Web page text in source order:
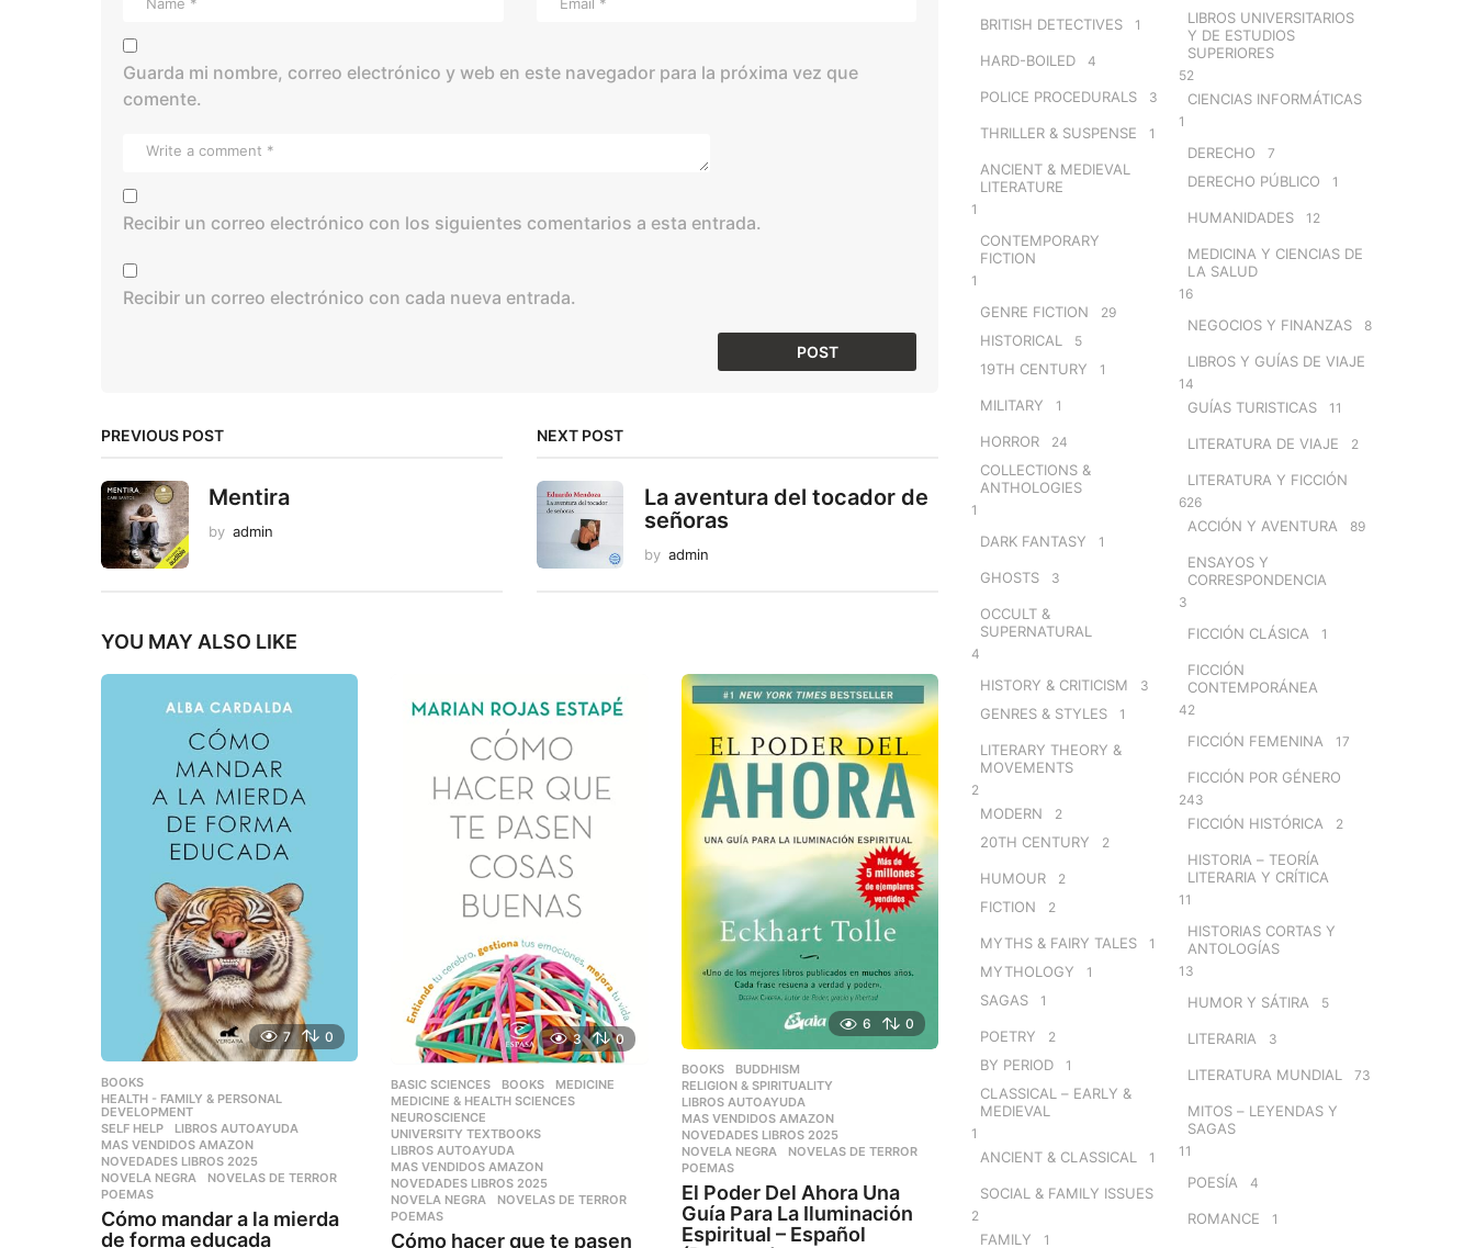
Guarda mi nombre, correo electrónico y web en este navegador para la próxima vez que
comente.
Recibir un correo electrónico con los siguientes comentarios a esta entrada.
Recibir un correo electrónico con cada nueva entrada.
PREVIOUS POST
Mentira
by admin
NEXT POST
La aventura del tocador de
señoras
by admin
YOU MAY ALSO LIKE
7 0
BOOKS
HEALTH - FAMILY & PERSONAL
DEVELOPMENT
SELF HELP
LIBROS AUTOAYUDA
MAS VENDIDOS AMAZON
NOVEDADES LIBROS 2025
NOVELA NEGRA
,NOVELAS DE TERROR
POEMAS
Cómo mandar a la mierda
de forma educada
3 0
BASIC SCIENCES ,BOOKS ,MEDICINE
MEDICINE & HEALTH SCIENCES
NEUROSCIENCE
UNIVERSITY TEXTBOOKS
LIBROS AUTOAYUDA
MAS VENDIDOS AMAZON
NOVEDADES LIBROS 2025
NOVELA NEGRA
,NOVELAS DE TERROR
POEMAS
Cómo hacer que te pasen
6 0
BOOKS ,BUDDHISM
RELIGION & SPIRITUALITY
LIBROS AUTOAYUDA
MAS VENDIDOS AMAZON
NOVEDADES LIBROS 2025
NOVELA NEGRA
,NOVELAS DE TERROR
POEMAS
El Poder Del Ahora Una
Guía Para La Iluminación
Espiritual – Español
BRITISH DETECTIVES 1
HARD-BOILED 4
POLICE PROCEDURALS 3
THRILLER & SUSPENSE 1
ANCIENT & MEDIEVAL
LITERATURE
1
CONTEMPORARY
FICTION
1
GENRE FICTION 29
HISTORICAL 5
19TH CENTURY 1
MILITARY 1
HORROR 24
COLLECTIONS &
ANTHOLOGIES
1
DARK FANTASY 1
GHOSTS 3
OCCULT &
SUPERNATURAL
4
HISTORY & CRITICISM 3
GENRES & STYLES 1
LITERARY THEORY &
MOVEMENTS
2
MODERN 2
20TH CENTURY 2
HUMOUR 2
FICTION 2
MYTHS & FAIRY TALES 1
MYTHOLOGY 1
SAGAS 1
POETRY 2
BY PERIOD 1
CLASSICAL – EARLY &
MEDIEVAL
1
ANCIENT & CLASSICAL 1
SOCIAL & FAMILY ISSUES
2
FAMILY 1
LIBROS UNIVERSITARIOS
Y DE ESTUDIOS
SUPERIORES
52
CIENCIAS INFORMÁTICAS
1
DERECHO 7
DERECHO PÚBLICO 1
HUMANIDADES 12
MEDICINA Y CIENCIAS DE
LA SALUD
16
NEGOCIOS Y FINANZAS 8
LIBROS Y GUÍAS DE VIAJE
14
GUÍAS TURISTICAS 11
LITERATURA DE VIAJE 2
LITERATURA Y FICCIÓN
626
ACCIÓN Y AVENTURA 89
ENSAYOS Y
CORRESPONDENCIA
3
FICCIÓN CLÁSICA 1
FICCIÓN
CONTEMPORÁNEA
42
FICCIÓN FEMENINA 17
FICCIÓN POR GÉNERO
243
FICCIÓN HISTÓRICA 2
HISTORIA – TEORÍA
LITERARIA Y CRÍTICA
11
HISTORIAS CORTAS Y
ANTOLOGÍAS
13
HUMOR Y SÁTIRA 5
LITERARIA 3
LITERATURA MUNDIAL 73
MITOS – LEYENDAS Y
SAGAS
11
POESÍA 4
ROMANCE 1